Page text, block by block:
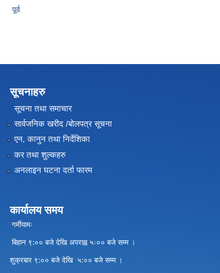
पूर्व
सूचनाहरु
सूचना तथा समाचार
सार्वजनिक खरीद /बोलपत्र सूचना
एन, कानुन तथा निर्देशिका
कर तथा शुल्कहरु
अनलाइन घटना दर्ता फारम
कार्यालय समय
गर्मीयामः
बिहान ९:०० बजे देखि अपराह्न ५ः०० बजे सम्म ।
शुक्रबार ९:०० बजे देखि ५:०० बजे सम्म ।